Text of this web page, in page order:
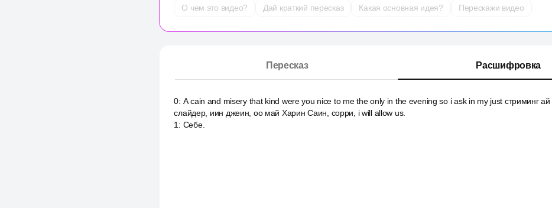
О чем это видео? Дай краткий пересказ Какая основная идея? Перескажи видео
Пересказ Расшифровка
0: А cain and misery that kind were you nice to me the only in the evening so i ask in my just стриминг
слайдер, иин джеин, оо май Харин Саин, сорри, i will allow us.
1 : Себе.